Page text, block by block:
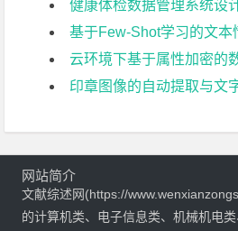
健康体检数据管理系统设
基于Few-Shot学习的文本
云环境下基于属性加密的数据访
印章图像的自动提取与文
网站简介
文献综述网(https://
的计算机类、电子信息类、机械机电类